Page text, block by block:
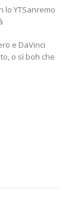
lo YTSanremo
e DaVinci
o sì boh che